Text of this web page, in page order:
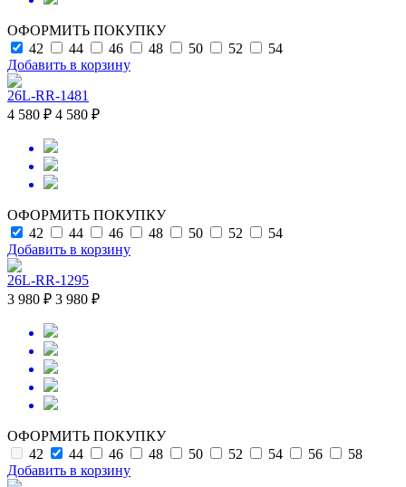
ОФОРМИТЬ ПОКУПКУ
42
44 46 48 50 52
54
Добавить в корзину
26L-RR-1481
4 580 ₽ 4 580 ₽
ОФОРМИТЬ ПОКУПКУ
42
44 46 48 50 52
54
Добавить в корзину
26L-RR-1295
3 980 ₽ 3 980 ₽
ОФОРМИТЬ ПОКУПКУ
42
44 46 48 50 52 54 56
58
Добавить в корзину